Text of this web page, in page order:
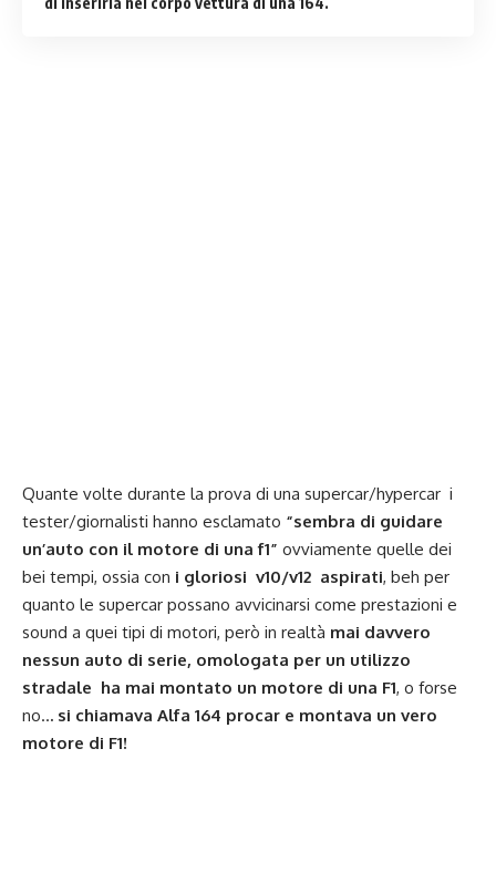
Quante volte durante la prova di una supercar/hypercar i
tester/giornalisti hanno esclamato “sembra di guidare
un’auto con il motore di una f1” ovviamente quelle dei
bei tempi, ossia con i gloriosi v10/v12 aspirati, beh per
quanto le supercar possano avvicinarsi come prestazioni e
sound a quei tipi di motori, però in realtà mai davvero
nessun auto di serie, omologata per un utilizzo
stradale ha mai montato un motore di una F1, o forse
no... si chiamava Alfa 164 procar e montava un vero
motore di F1!